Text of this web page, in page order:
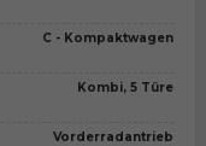
C - Kompaktwagen
Kombi, 5 Türe
Vorderradantrieb